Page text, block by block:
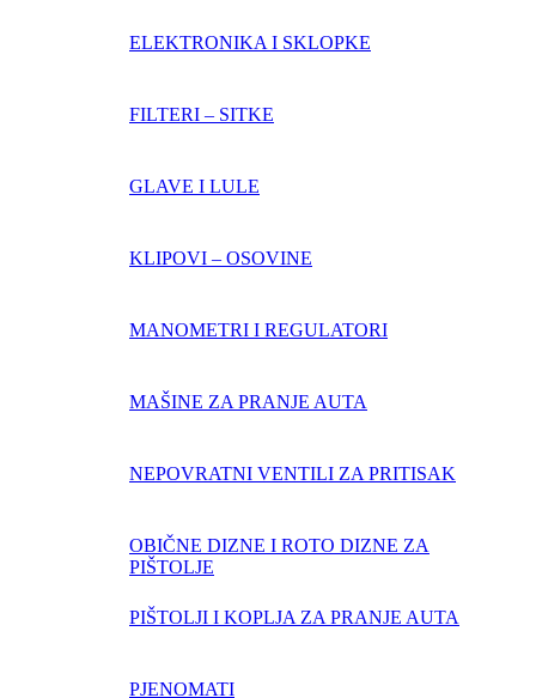
ELEKTRONIKA I SKLOPKE
FILTERI – SITKE
GLAVE I LULE
KLIPOVI – OSOVINE
MANOMETRI I REGULATORI
MAŠINE ZA PRANJE AUTA
NEPOVRATNI VENTILI ZA PRITISAK
OBIČNE DIZNE I ROTO DIZNE ZA
PIŠTOLJE
PIŠTOLJI I KOPLJA ZA PRANJE AUTA
PJENOMATI